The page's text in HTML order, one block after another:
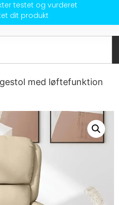
testet og vurderet
dit produkt
med løftefunktion